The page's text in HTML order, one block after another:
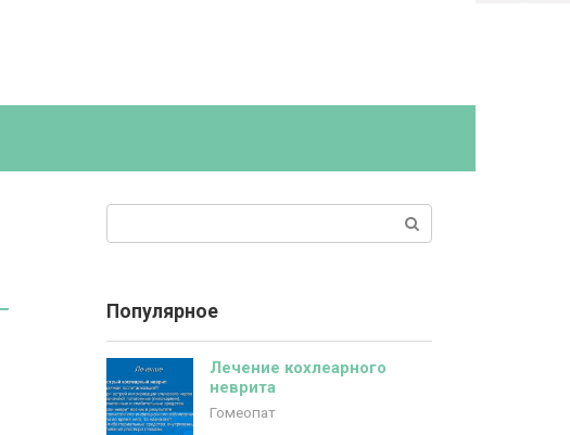
Популярное
Лечение кохлеарного
неврита
Гомеопат